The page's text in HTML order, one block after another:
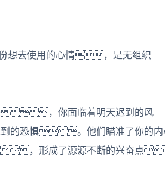
去使用的心情，是无组织
，你面临着明天迟到的风
的恐惧。他们瞄准了你的内
，形成了源源不断的兴奋点